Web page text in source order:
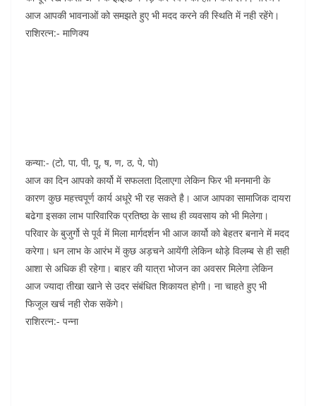
आज आपकी भावनाओं को समझते हुए भी मदद करने की स्थिति में नही रहेंगे।
राशिरत्न:- माणिक्य
कन्या:- (टो, पा, पी, पू, ष, ण, ठ, पे, पो)
आज का दिन आपको कार्यो में सफलता दिलाएगा लेकिन फिर भी मनमानी के
कारण कुछ महत्त्वपूर्ण कार्य अधूरे भी रह सकते है। आज आपका सामाजिक दायरा
बढेगा इसका लाभ पारिवारिक प्रतिष्ठा के साथ ही व्यवसाय को भी मिलेगा।
परिवार के बुजुर्गो से पूर्व में मिला मार्गदर्शन भी आज कार्यो को बेहतर बनाने में मदद
करेगा। धन लाभ के आरंभ में कुछ अड़चने आयेंगी लेकिन थोड़े विलम्ब से ही सही
आशा से अधिक ही रहेगा। बाहर की यात्रा भोजन का अवसर मिलेगा लेकिन
आज ज्यादा तीखा खाने से उदर संबंधित शिकायत होगी। ना चाहते हुए भी
फिजूल खर्च नही रोक सकेंगे।
राशिरत्न:- पन्ना